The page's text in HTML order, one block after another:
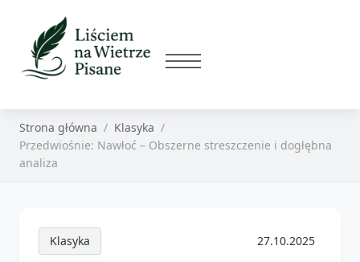
Strona główna
Klasyka
Przedwiośnie: Nawłoć – Obszerne streszczenie i dogłębna
analiza
Klasyka 27.10.2025